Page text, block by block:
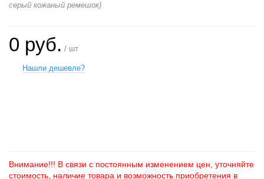
серый кожаный ремешок)
0 руб. / шт
Нашли дешевле?
Внимание!!! В связи с постоянным изменением цен, уточняйте
стоимость, наличие товара и возможность приобретения в